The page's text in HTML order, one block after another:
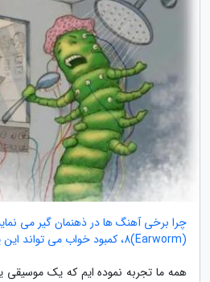
چرا برخی آهنگ ها در ذهنمان گیر می
(Earworm)8، کمبود خواب می تواند این پدیده را تشدید کند
همه ما تجربه نموده ایم که یک موسیقی